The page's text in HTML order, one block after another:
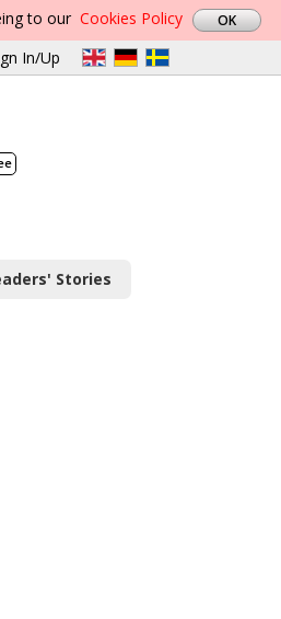
to our Cookies Policy
In/Up
Stories